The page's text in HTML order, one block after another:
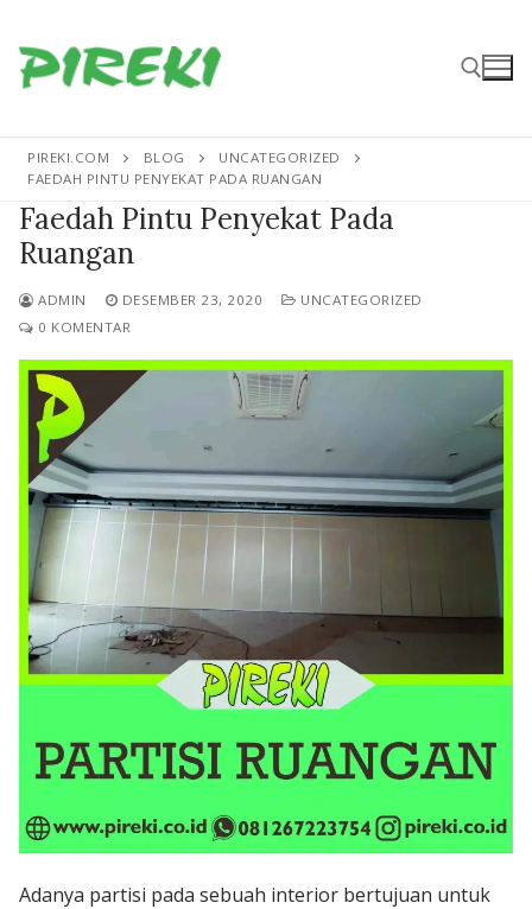
ke
konten
Cari:
PIREKI.COM BLOG
UNCATEGORIZED
FAEDAH PINTU PENYEKAT PADA RUANGAN
Faedah Pintu Penyekat Pada
Ruangan
ADMIN DESEMBER 23, 2020
UNCATEGORIZED
0 KOMENTAR
Adanya partisi pada sebuah interior bertujuan untuk